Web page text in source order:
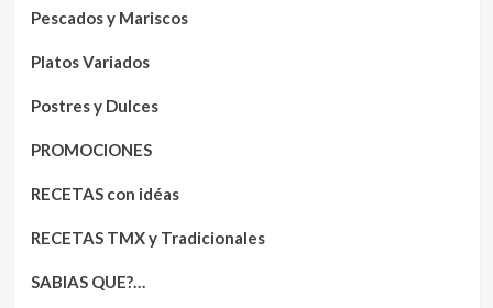
Pescados y Mariscos
Platos Variados
Postres y Dulces
PROMOCIONES
RECETAS con idéas
RECETAS TMX y Tradicionales
SABIAS QUE?…